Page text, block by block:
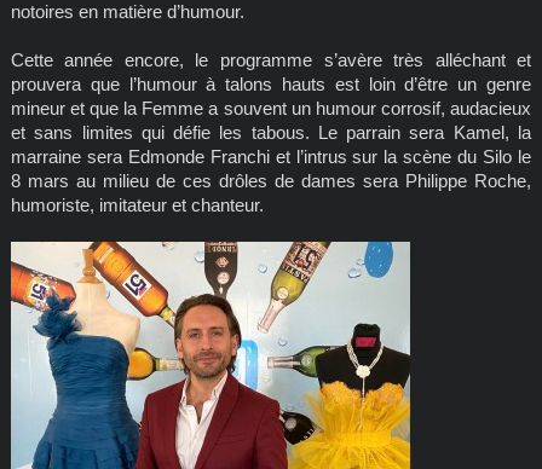
notoires en matière d’humour.
Cette année encore, le programme s’avère très alléchant et
prouvera que l’humour à talons hauts est loin d’être un genre
mineur et que la Femme a souvent un humour corrosif, audacieux
et sans limites qui défie les tabous. Le parrain sera Kamel, la
marraine sera Edmonde Franchi et l’intrus sur la scène du Silo le
8 mars au milieu de ces drôles de dames sera Philippe Roche,
humoriste, imitateur et chanteur.